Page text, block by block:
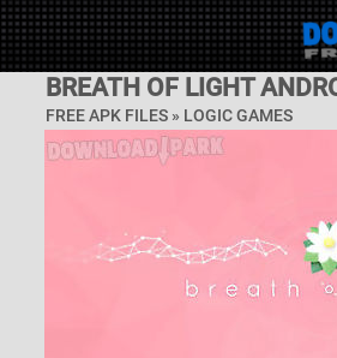
BREATH OF LIGHT
FREE APK FILES » LOGIC GAMES